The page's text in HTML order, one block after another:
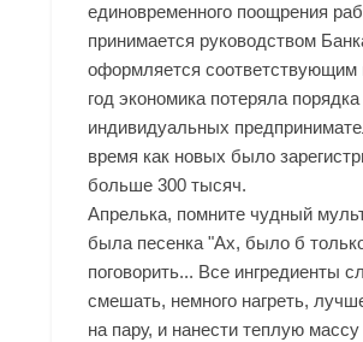
единовременного поощрения
принимается руководством
оформляется соответствующим
год экономика потеряла
индивидуальных
время как новых было
больше 300 тысяч.
Апрелька, помните чудный
была песенка "Ах, было б
поговорить... Все ингредиенты
смешать, немного нагреть,
на пару, и нанести теплую массу